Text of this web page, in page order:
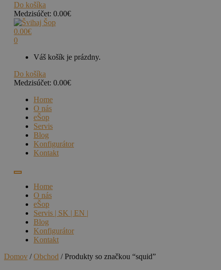
Do košíka
Medzisúčet: 0.00€
0.00€
0
Váš košík je prázdny.
Do košíka
Medzisúčet: 0.00€
Home
O nás
eŠop
Servis
Blog
Konfigurátor
Kontakt
Home
O nás
eŠop
Servis | SK | EN |
Blog
Konfigurátor
Kontakt
Domov /Obchod / Produkty so značkou “squid”